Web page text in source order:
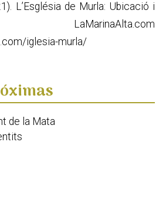
L’Església de Murla: Ubicació i
LaMarinaAlta.com
iglesia-murla/
de la Mata